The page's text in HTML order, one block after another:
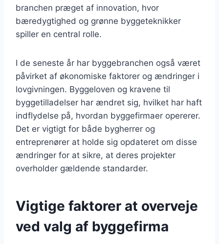
branchen præget af innovation, hvor
bæredygtighed og grønne byggeteknikker
spiller en central rolle.
I de seneste år har byggebranchen også været
påvirket af økonomiske faktorer og ændringer i
lovgivningen. Byggeloven og kravene til
byggetilladelser har ændret sig, hvilket har haft
indflydelse på, hvordan byggefirmaer opererer.
Det er vigtigt for både bygherrer og
entreprenører at holde sig opdateret om disse
ændringer for at sikre, at deres projekter
overholder gældende standarder.
Vigtige faktorer at overveje
ved valg af byggefirma